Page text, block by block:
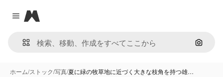
Close menu
Magnific
画像で
ホーム/ストック/写真/夏に緑の牧草地に近づく大きな枝角を持つ雄…